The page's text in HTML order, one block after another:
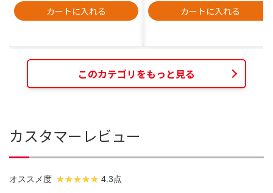
カートに入れる カートに入れる
このカテゴリをもっと見る
カスタマーレビュー
オススメ度 4.3点